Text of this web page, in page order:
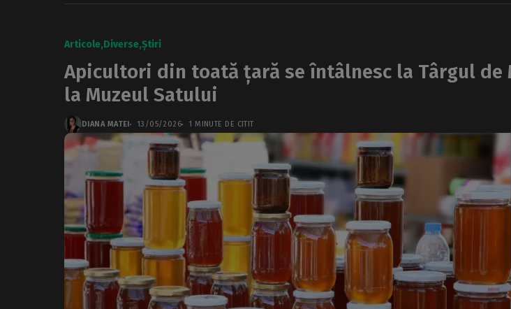
Articole Diverse Știri
Apicultori din toată țară se întâlnesc la Târgul de
la Muzeul Satului
DIANA MATEI 13/05/2026 1 MINUTE DE CITIT